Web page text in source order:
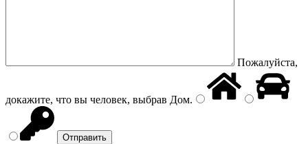
Пожалуйста,
докажите, что вы человек, выбрав Дом.